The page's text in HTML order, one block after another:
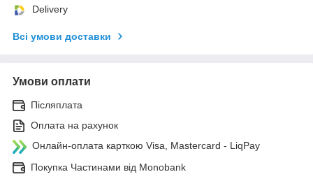
Delivery
Всі умови доставки
Умови оплати
Післяплата
Оплата на рахунок
Онлайн-оплата карткою Visa, Mastercard - LiqPay
Покупка Частинами від Monobank